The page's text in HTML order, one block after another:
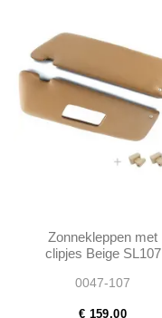
Zonnekleppen met
clipjes Beige SL107
0047-107
€ 159,00